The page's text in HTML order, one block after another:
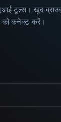
टूल्स। खुद
को कनेक्ट करें।